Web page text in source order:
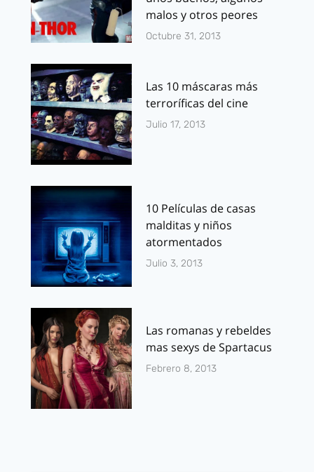
malos y otros peores
Octubre 31, 2013
Las 10 máscaras más
terroríficas del cine
Julio 17, 2013
10 Películas de casas
malditas y niños
atormentados
Julio 3, 2013
Las romanas y rebeldes
mas sexys de Spartacus
Febrero 8, 2013